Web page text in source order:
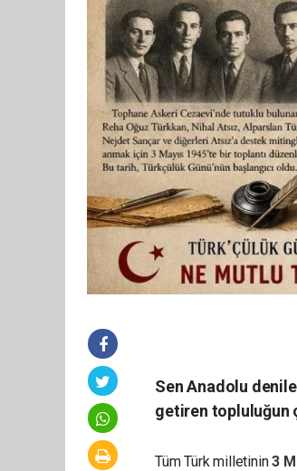
Sen Anadolu
getiren topluluğun
Tüm Türk milletinin3